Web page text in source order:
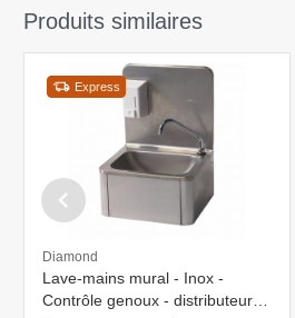
Produits similaires
Express
Diamond
Lave-mains mural - Inox -
Contrôle genoux - distributeur